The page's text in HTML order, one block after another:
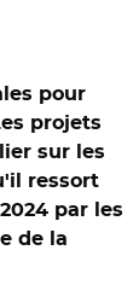
pour
projets
sur les
ressort
par les
de la
Sainte-
Yann